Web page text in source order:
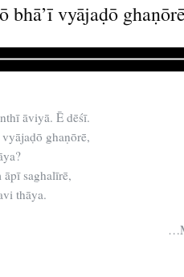
bhā’ī vyājaḍō
āviyā. Ē dēśī.
ghaṇōrē,
āpī saghalīrē,
thāya.